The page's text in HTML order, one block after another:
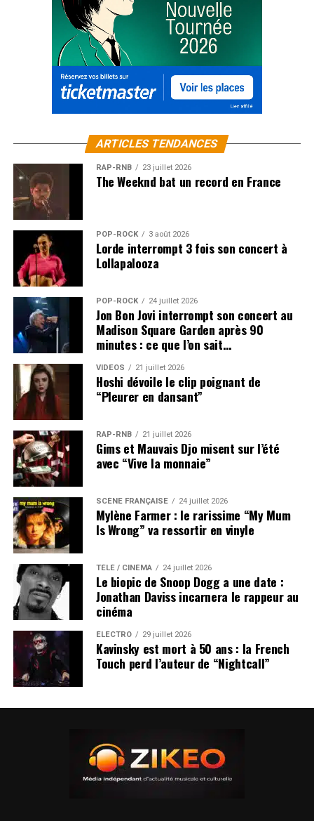
ARTICLES TENDANCES
RAP-RNB 23 juillet 2026
The Weeknd bat un record en France
POP-ROCK 3 août 2026
Lorde interrompt 3 fois son concert à
Lollapalooza
POP-ROCK 24 juillet 2026
Jon Bon Jovi interrompt son concert au
Madison Square Garden après 90
minutes : ce que l’on sait…
VIDEOS 21 juillet 2026
Hoshi dévoile le clip poignant de
“Pleurer en dansant”
RAP-RNB 21 juillet 2026
Gims et Mauvais Djo misent sur l’été
avec “Vive la monnaie”
SCÈNE FRANÇAISE 24 juillet 2026
Mylène Farmer : le rarissime “My Mum
Is Wrong” va ressortir en vinyle
TÉLÉ / CINÉMA 24 juillet 2026
Le biopic de Snoop Dogg a une date :
Jonathan Daviss incarnera le rappeur au
cinéma
ÉLECTRO 29 juillet 2026
Kavinsky est mort à 50 ans : la French
Touch perd l’auteur de “Nightcall”